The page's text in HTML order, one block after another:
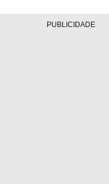
PUBLICIDADE